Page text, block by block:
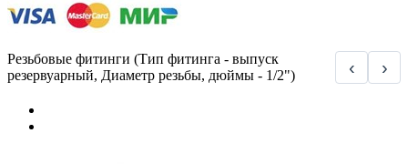
Резьбовые фитинги (Тип фитинга - выпуск
резервуарный, Диаметр резьбы, дюймы - 1/2")
‹ ›